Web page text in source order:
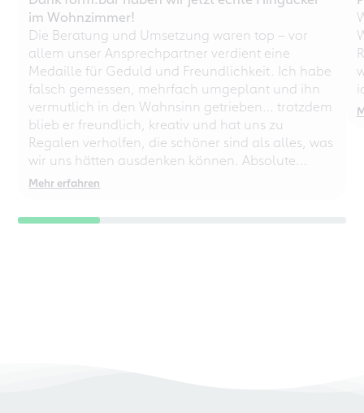
im Wohnzimmer!
Die Beratung und Umsetzung waren top – vor
allem unser Ansprechpartner verdient eine
Medaille für Geduld und Freundlichkeit. Ich habe
falsch gemessen, mehrfach umgeplant und ihn
vermutlich in den Wahnsinn getrieben… trotzdem
blieb er freundlich, kreativ und hat uns zu
Regalen verholfen, die schöner sind als alles, was
wir uns hätten ausdenken können. Absolute
Empfehlung – auch für chaotische
Mehr erfahren